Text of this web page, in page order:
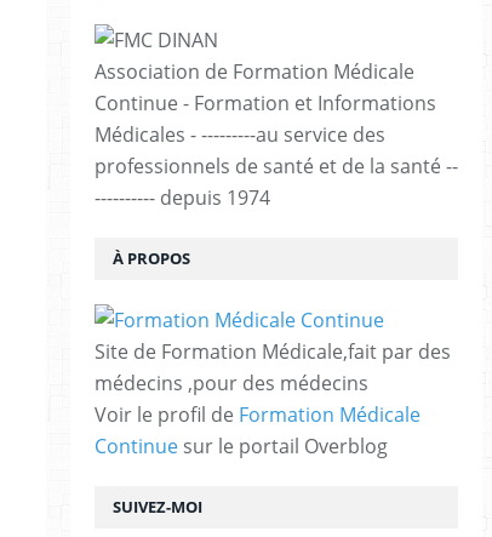
SUIVEZ-MOI
Association de Formation Médicale
Continue - Formation et Informations
Médicales - ---------au service des
professionnels de santé et de la santé --
---------- depuis 1974
À PROPOS
Site de Formation Médicale,fait par des
médecins ,pour des médecins
Voir le profil de Formation Médicale
Continue sur le portail Overblog